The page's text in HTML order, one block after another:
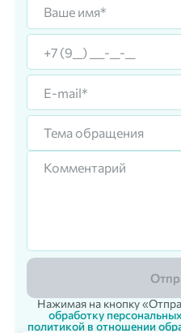
Тема обращения
Нажимая на кнопку
обработку
политикой в отношении